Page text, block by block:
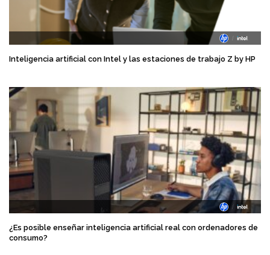
Inteligencia artificial con Intel y las estaciones de trabajo Z by HP
¿Es posible enseñar inteligencia artificial real con ordenadores de
consumo?